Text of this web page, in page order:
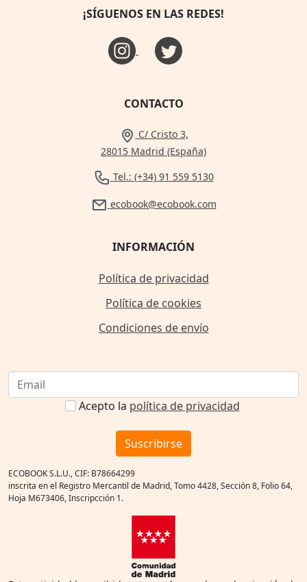
¡SÍGUENOS EN LAS REDES!
CONTACTO
C/ Cristo 3,
28015 Madrid (España)
Tel.: (+34) 91 559 5130
ecobook@ecobook.com
INFORMACIÓN
Política de privacidad
Política de cookies
Condiciones de envío
Acepto la política de privacidad
Suscribirse
ECOBOOK S.L.U., CIF: B78664299
inscrita en el Registro Mercantil de Madrid, Tomo 4428, Sección 8, Folio 64,
Hoja M673406, Inscripcción 1.